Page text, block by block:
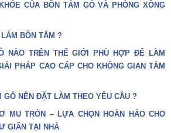
CỦA BỒN TẮM GỖ VÀ PHÒNG XÔNG
BỒN TẮM ?
NÀO TRÊN THẾ GIỚI PHÙ HỢP ĐỂ LÀM
PHÁP CAO CẤP CHO KHÔNG GIAN TẮM
GỖ NÊN ĐẶT LÀM THEO YÊU CẦU ?
MU TRÒN – LỰA CHỌN HOÀN HẢO CHO
GIÃN TẠI NHÀ